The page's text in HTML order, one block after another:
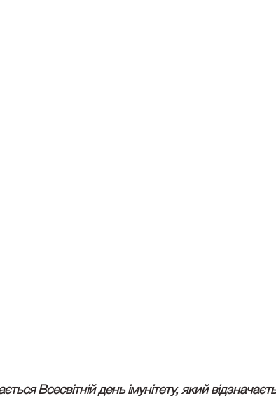
Всесвітній день імунітету, який